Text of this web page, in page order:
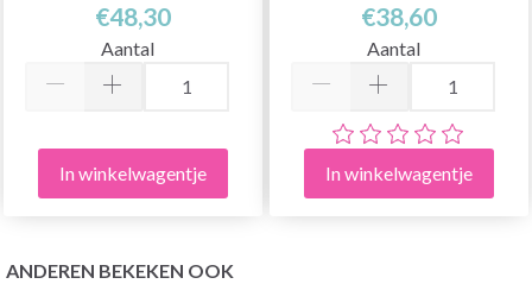
€48,30
Aantal
In winkelwagentje
€38,60
Aantal
In winkelwagentje
ANDEREN BEKEKEN OOK